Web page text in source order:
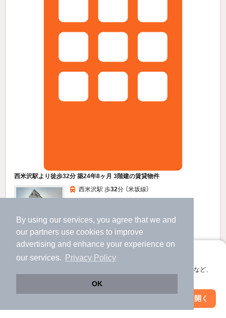
By using our services, you agree that we and
our partners use cookies to improve
advertising and enhance your experience on
our services.
Privacy Policy
OK
アプリに切り替えて、サクサクお部屋探し
会員登録なしですぐ使える。マップ検索やお気に入り保存など、
アプリを開く
西米沢駅より徒歩32分 築24年8ヶ月 3階建の賃貸物件
すべての写真
西米沢駅 歩32分 （米坂線）
駐車場あり
4.5万円
（管理費3,000円）
3階 / 2DK / 41.37㎡
絞り込み条件を変更